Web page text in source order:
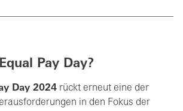
Pay Day?
Day 2024 rückt erneut eine der
in den Fokus der